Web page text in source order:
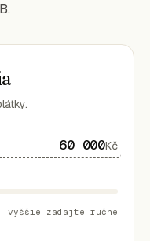
Kč
vyššie zadajte ručne